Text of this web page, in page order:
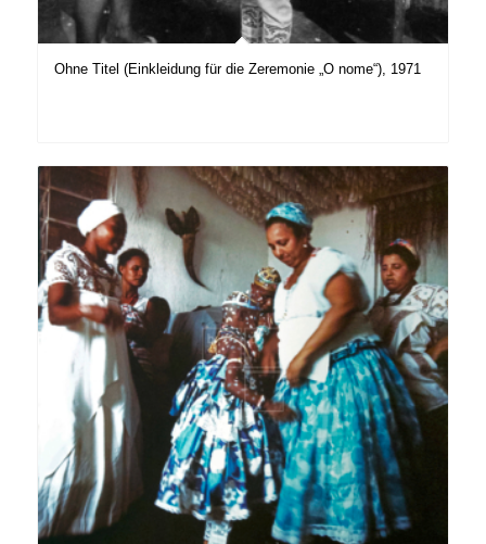
Ohne Titel (Einkleidung für die Zeremonie „O nome“), 1971